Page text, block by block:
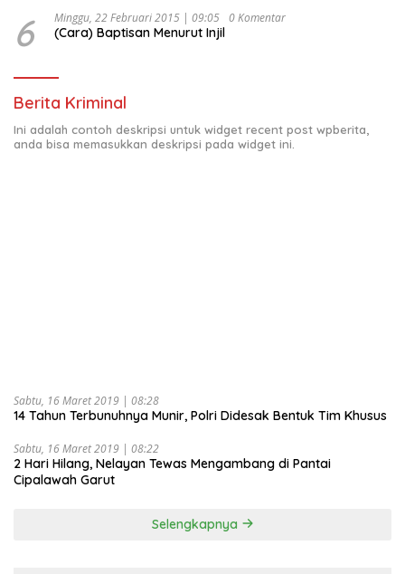
6 Minggu, 22 Februari 2015 | 09:05 0 Komentar
(Cara) Baptisan Menurut Injil
Berita Kriminal
Ini adalah contoh deskripsi untuk widget recent post wpberita,
anda bisa memasukkan deskripsi pada widget ini.
Sabtu, 16 Maret 2019 | 08:28
14 Tahun Terbunuhnya Munir, Polri Didesak Bentuk Tim Khusus
Sabtu, 16 Maret 2019 | 08:22
2 Hari Hilang, Nelayan Tewas Mengambang di Pantai
Cipalawah Garut
Selengkapnya